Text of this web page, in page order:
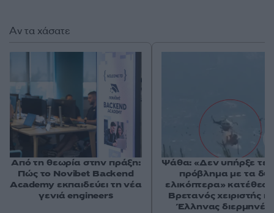
Αν τα χάσατε
Από τη θεωρία στην πράξη:
Πώς το Novibet Backend
Academy εκπαιδεύει τη νέα
γενιά engineers
Ψάθα: «Δεν υπήρξε
πρόβλημα με τα
ελικόπτερα»
Βρετανός χειριστής
Έλληνας